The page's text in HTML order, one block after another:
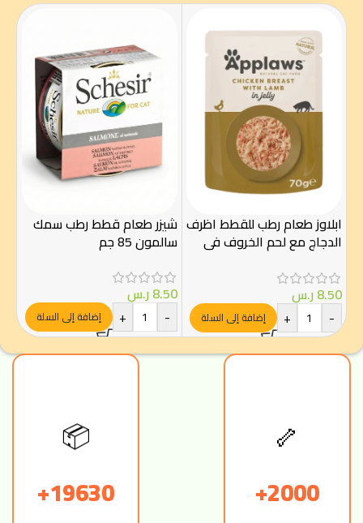
ابلاوز طعام رطب للقطط اظرف
الدجاج مع لحم الخروف في
الجيلي 70غ
8.50ر.س
-
+ إضافة إلى السلة
شيزر طعام قطط رطب سمك
سالمون 85 جم
8.50ر.س
-
+ إضافة إلى السلة
🦴
2000+
📦
19630+